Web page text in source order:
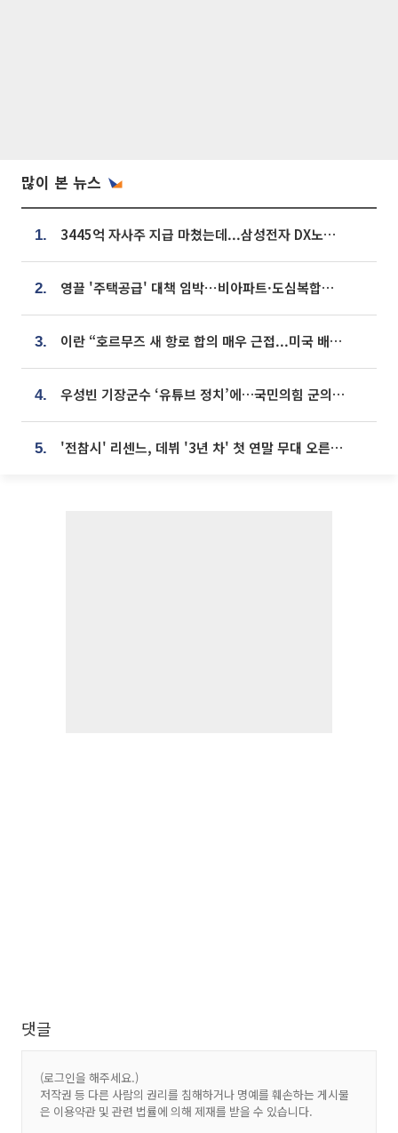
많이 본 뉴스
1. 3445억 자사주 지급 마쳤는데...삼성전자 DX노조, 뒤늦은 '떼쓰기 집회'
2. 영끌 '주택공급' 대책 임박⋯비아파트·도심복합까지 총동원
3. 이란 “호르무즈 새 항로 합의 매우 근접...미국 배상 먼저”
4. 우성빈 기장군수 ‘유튜브 정치’에…국민의힘 군의원들 집단 반발
5. '전참시' 리센느, 데뷔 '3년 차' 첫 연말 무대 오른다⋯"그동안 섭외 안 와"
댓글